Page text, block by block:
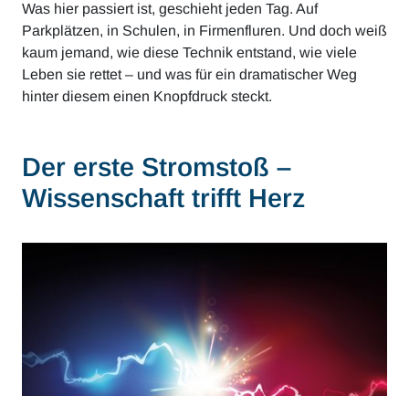
Was hier passiert ist, geschieht jeden Tag. Auf
Parkplätzen, in Schulen, in Firmenfluren. Und doch weiß
kaum jemand, wie diese Technik entstand, wie viele
Leben sie rettet – und was für ein dramatischer Weg
hinter diesem einen Knopfdruck steckt.
Der erste Stromstoß –
Wissenschaft trifft Herz